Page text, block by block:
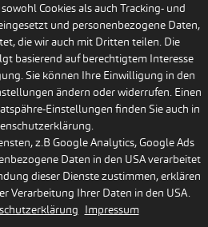
Cookies als auch Tracking- und
und personenbezogene Daten,
die wir auch mit Dritten teilen. Die
basierend auf berechtigtem Interesse
Sie können Ihre Einwilligung in den
ändern oder widerrufen. Einen
Einstellungen finden Sie auch in
z.B Google Analytics, Google Ads
Daten in den USA verarbeitet
dieser Dienste zustimmen, erklären
Verarbeitung Ihrer Daten in den USA.
Impressum